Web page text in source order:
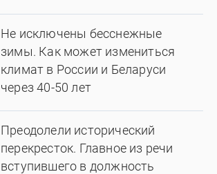
Не исключены бесснежные
зимы. Как может измениться
климат в России и Беларуси
через 40-50 лет
Преодолели исторический
перекресток. Главное из речи
вступившего в должность